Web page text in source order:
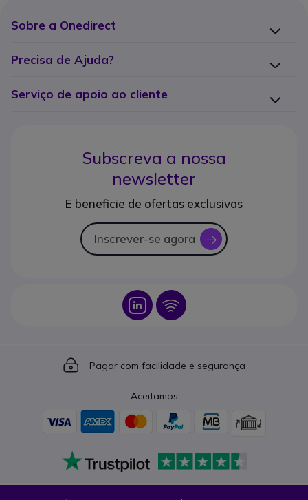
Sobre a Onedirect
Precisa de Ajuda?
Serviço de apoio ao cliente
Subscreva a nossa
newsletter
E beneficie de ofertas exclusivas
Inscrever-se agora icon
Icon Icon
Icon
Pagar com facilidade e segurança
Aceitamos